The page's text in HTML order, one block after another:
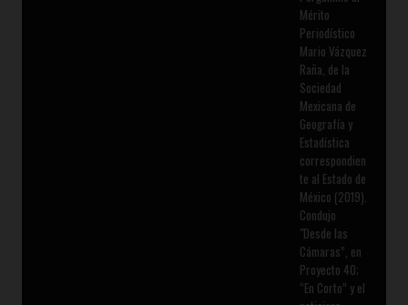
Mérito
Periodístico
Mario Vázquez
Raña, de la
Sociedad
Mexicana de
Geografía y
Estadística
correspondien
te al Estado de
México (2019).
Condujo
"Desde las
Cámaras”, en
Proyecto 40;
“En Corto” y el